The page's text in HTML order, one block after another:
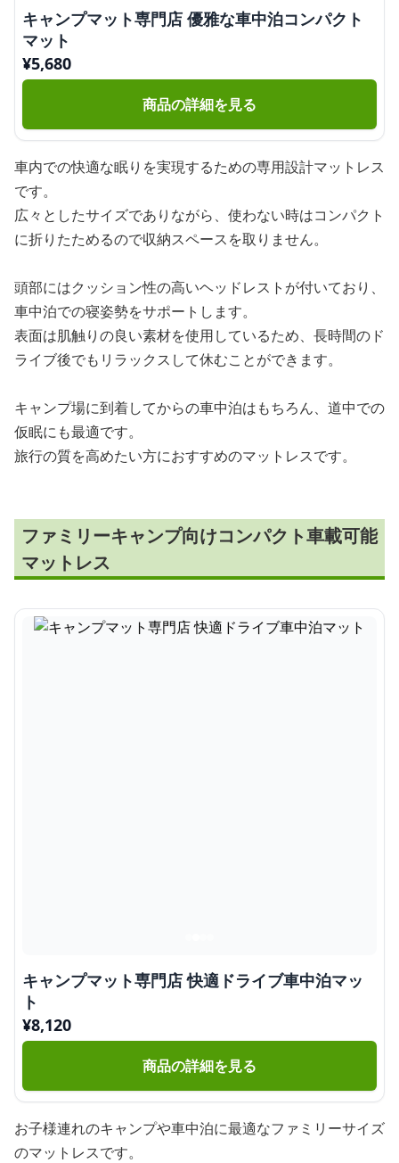
キャンプマット専門店 優雅な車中泊コンパクト
マット
¥5,680
商品の詳細を見る
車内での快適な眠りを実現するための専用設計マットレス
です。
広々としたサイズでありながら、使わない時はコンパクト
に折りたためるので収納スペースを取りません。
頭部にはクッション性の高いヘッドレストが付いており、
車中泊での寝姿勢をサポートします。
表面は肌触りの良い素材を使用しているため、長時間のド
ライブ後でもリラックスして休むことができます。
キャンプ場に到着してからの車中泊はもちろん、道中での
仮眠にも最適です。
旅行の質を高めたい方におすすめのマットレスです。
ファミリーキャンプ向けコンパクト車載可能
マットレス
キャンプマット専門店 快適ドライブ車中泊マッ
ト
¥8,120
商品の詳細を見る
お子様連れのキャンプや車中泊に最適なファミリーサイズ
のマットレスです。